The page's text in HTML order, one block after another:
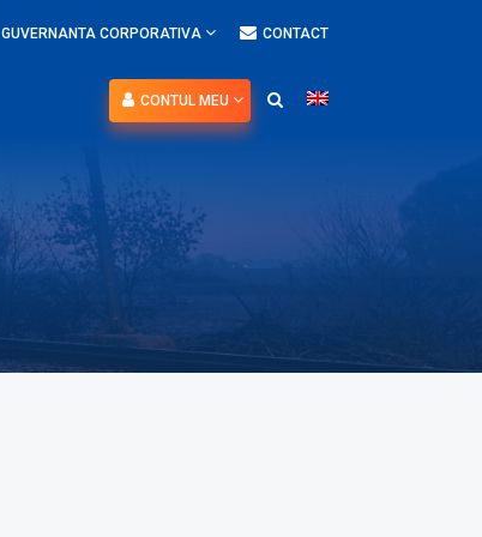
GUVERNANTA CORPORATIVA CONTACT
CONTUL MEU